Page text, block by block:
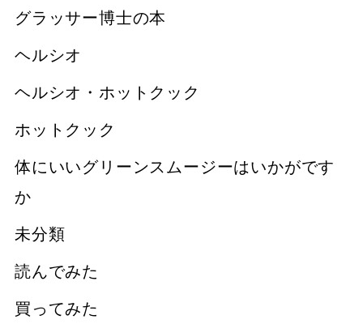
グラッサー博士の本
ヘルシオ
ヘルシオ・ホットクック
ホットクック
体にいいグリーンスムージーはいかがです
か
未分類
読んでみた
買ってみた